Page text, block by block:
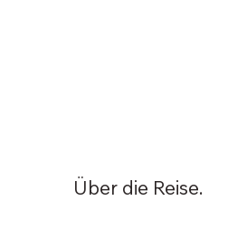
Über die Reise.